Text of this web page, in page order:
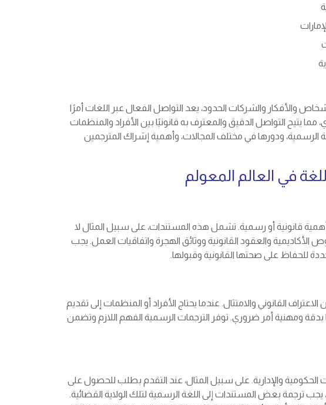
والأفكار والشركات الحدود، يعد التواصل الفعال عبر اللغات أمرًا
يتيح التواصل الدقيق والمعترف به قانونيًا بين الأفراد والمنظمات
ودورها في مختلف المجالات، وأهمية إشراك المترجمين
في العالم المعولم
أهمية قانونية أو رسمية. تشمل هذه المستندات، على سبيل المثال لا
والعقود القانونية ووثائق الهجرة واتفاقيات العمل. يجب
للحفاظ على صحتها القانونية وقبولها.
القانوني والامتثال. عندما يحتاج الأفراد أو المنظمات إلى تقديم
بدقة ومهنية أمر ضروري. توفر الترجمات الرسمية الفهم اللازم وتضمن
الحكومية والإدارية. على سبيل المثال، عند التقدم بطلب للحصول على
يجب ترجمة بعض المستندات إلى اللغة الرسمية لتلك الولاية القضائية.